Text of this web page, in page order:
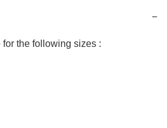
−
the following sizes :